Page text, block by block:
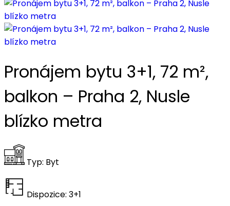
Pronájem bytu 3+1, 72 m²,
balkon – Praha 2, Nusle
blízko metra
Typ: Byt
Dispozice: 3+1